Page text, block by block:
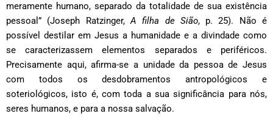
meramente humano, separado da totalidade de sua existência
pessoal” (Joseph Ratzinger,A filha de Sião, p. 25). Não é
possível destilar em Jesus a humanidade e a divindade como
se caracterizassem elementos separados e periféricos.
Precisamente aqui, afirma-se a unidade da pessoa de Jesus
com todos os desdobramentos antropológicos e
soteriológicos, isto é, com toda a sua significância para nós,
seres humanos, e para a nossa salvação.